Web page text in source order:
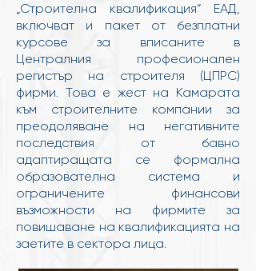
„Строителна квалификация“ ЕАД,
включват и пакет от безплатни
курсове за вписаните в
Централния професионален
регистър на строителя (ЦПРС)
фирми. Това е жест на Камарата
към строителните компании за
преодоляване на негативните
последствия от бавно
адаптиращата се формална
образователна система и
ограничените финансови
възможности на фирмите за
повишаване на квалификацията на
заетите в сектора лица.